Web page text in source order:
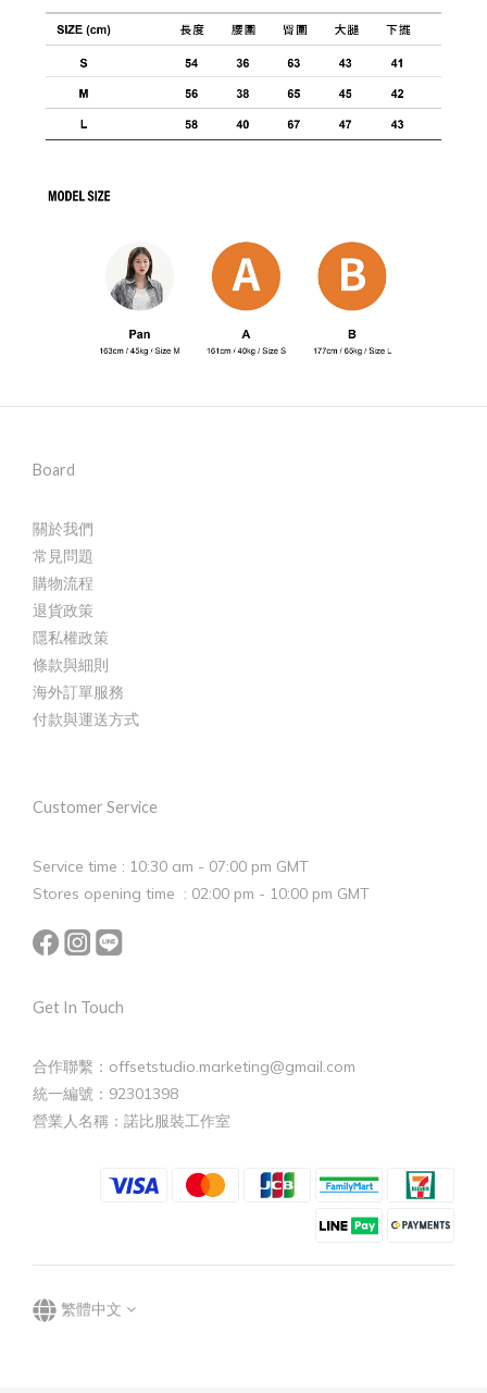
Board
關於我們
常見問題
購物流程
退貨政策
隱私權政策
條款與細則
海外訂單服務
付款與運送方式
Customer Service
Service time : 10:30 am - 07:00 pm GMT
Stores opening time : 02:00 pm - 10:00 pm GMT
Get In Touch
合作聯繫：offsetstudio.marketing@gmail.com
統一編號：92301398
營業人名稱：諾比服裝工作室
繁體中文